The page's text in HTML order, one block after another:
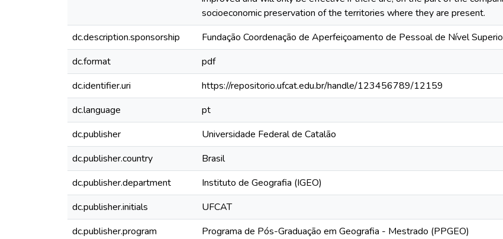
socioeconomic preservation of the territories where they are present.
dc.description.sponsorship
Fundação Coordenação de Aperfeiçoamento de Pessoal de Nível
dc.format
pdf
dc.identifier.uri
https://repositorio.ufcat.edu.br/handle/123456789/12159
dc.language
pt
dc.publisher
Universidade Federal de Catalão
dc.publisher.country
Brasil
dc.publisher.department
Instituto de Geografia (IGEO)
dc.publisher.initials
UFCAT
dc.publisher.program
Programa de Pós-Graduação em Geografia - Mestrado (PPGEO)